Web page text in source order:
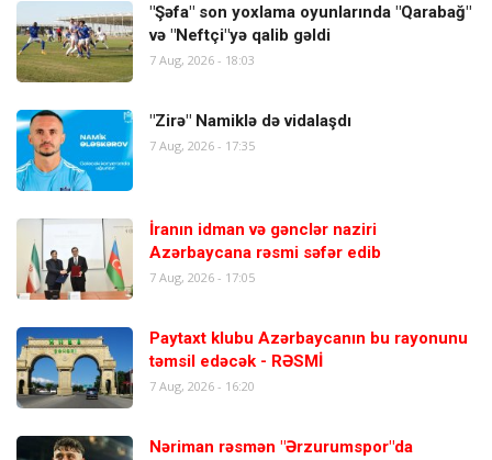
"Şəfa" son yoxlama oyunlarında "Qarabağ"
və "Neftçi"yə qalib gəldi
7 Aug, 2026 - 18:03
"Zirə" Namiklə də vidalaşdı
7 Aug, 2026 - 17:35
İranın idman və gənclər naziri
Azərbaycana rəsmi səfər edib
7 Aug, 2026 - 17:05
Paytaxt klubu Azərbaycanın bu rayonunu
təmsil edəcək - RƏSMİ
7 Aug, 2026 - 16:20
Nəriman rəsmən "Ərzurumspor"da